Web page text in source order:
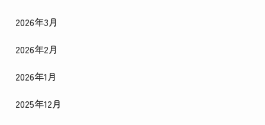
2026年3月
2026年2月
2026年1月
2025年12月